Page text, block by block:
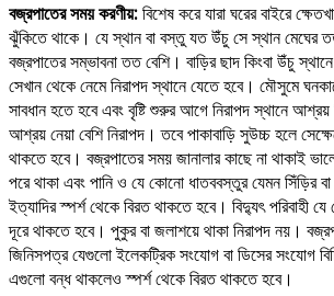
বজ্রপাতের সময় করণীয়:বিশেষ করে যারা ঘরের বাইরে
ঝুঁকিতে থাকে। যে স্থান বা বস্তু যত উঁচু সে স্থান মেঘের
বজ্রপাতের সম্ভাবনা তত বেশি। বাড়ির ছাদ কিংবা উঁচু
সেখান থেকে নেমে নিরাপদ স্থানে যেতে হবে। মৌসুমে
সাবধান হতে হবে এবং বৃষ্টি শুরুর আগে নিরাপদ স্থানে আশ্রয়
আশ্রয় নেয়া বেশি নিরাপদ। তবে পাকাবাড়ি সুউচ্চ হলে
থাকতে হবে। বজ্রপাতের সময় জানালার কাছে না থাকাই
পরে থাকা এবং পানি ও যে কোনো ধাতববস্তুর যেমন সিঁড়ির বা
ইত্যাদির স্পর্শ থেকে বিরত থাকতে হবে। বিদ্যুৎ পরিবাহী
দূরে থাকতে হবে। পুকুর বা জলাশয়ে থাকা নিরাপদ নয়।
জিনিসপত্র যেগুলো ইলেকট্রিক সংযোগ বা ডিসের সংযোগ
এগুলো বন্ধ থাকলেও স্পর্শ থেকে বিরত থাকতে হবে।